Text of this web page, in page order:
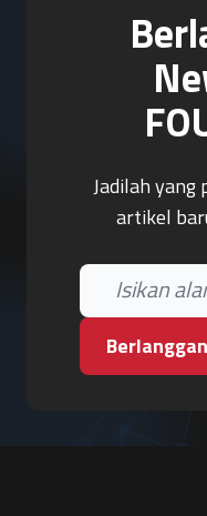
Jadilah yang
artikel